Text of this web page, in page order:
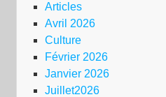
Articles
Avril 2026
Culture
Février 2026
Janvier 2026
Juillet2026